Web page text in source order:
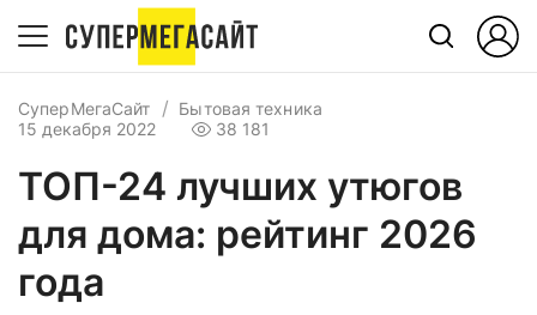
СуперМегаСайт
Бытовая техника
15 декабря 2022
38 181
ТОП-24 лучших утюгов
для дома: рейтинг 2026
года